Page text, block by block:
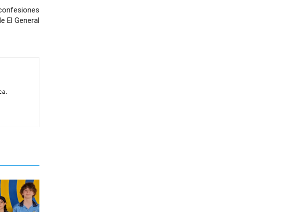
El General